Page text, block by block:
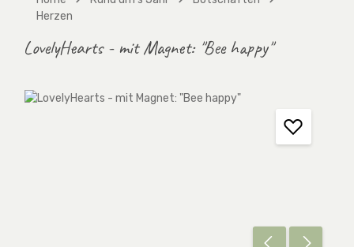
Herzen
LovelyHearts - mit Magnet: "Bee happy"
Bildergalerie überspringen